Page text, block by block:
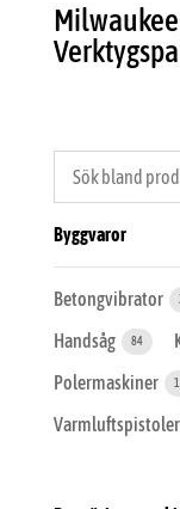
Byggvaror
Betongvibrator
Handsåg 84
Polermaskiner
Varmluftspistoler